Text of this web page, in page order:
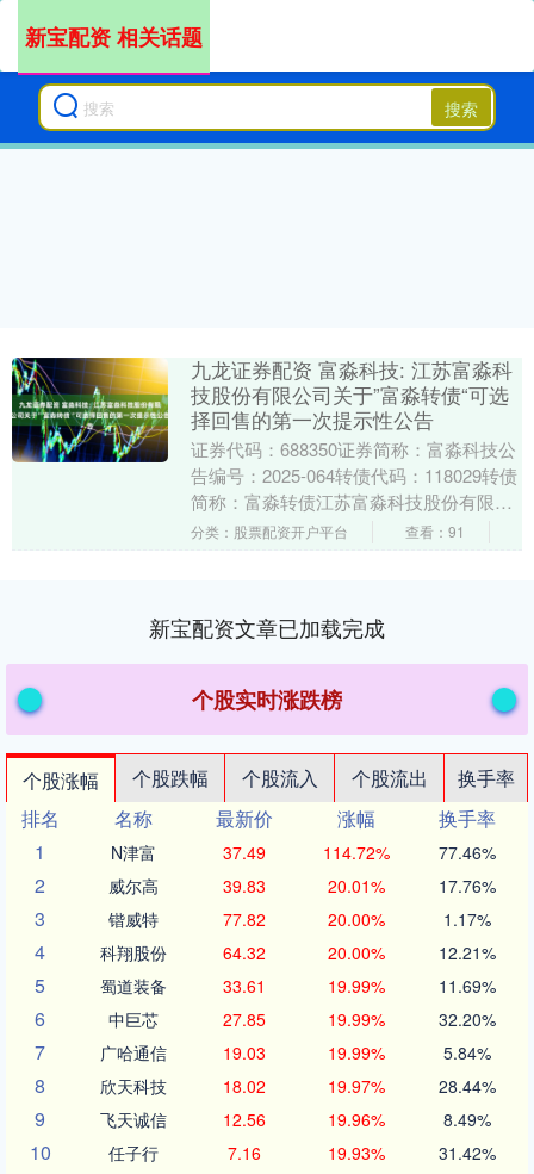
搜索
新宝配资 相关话题
九龙证券配资 富淼科技: 江苏富淼科
技股份有限公司关于”富淼转债“可选
择回售的第一次提示性公告
证券代码：688350证券简称：富淼科技公
告编号：2025-064转债代码：118029转债
简称：富淼转债江苏富淼科技股份有限公
司关于“富淼转债”可选择回售的第....
分类：股票配资开户平台 查看：91
新宝配资文章已加载完成
个股实时涨跌榜
个股涨幅 个股跌幅 个股流入 个股流出
换手率
排名
名称 最新价 涨幅
换手率
1
N津富 37.49 114.72% 77.46%
2 威尔高 39.83 20.01% 17.76%
3 锴威特 77.82 20.00% 1.17%
4 科翔股份 64.32 20.00% 12.21%
5 蜀道装备 33.61 19.99% 11.69%
6 中巨芯 27.85 19.99% 32.20%
7 广哈通信 19.03 19.99% 5.84%
8 欣天科技 18.02 19.97% 28.44%
9 飞天诚信 12.56 19.96% 8.49%
10 任子行 7.16 19.93% 31.42%